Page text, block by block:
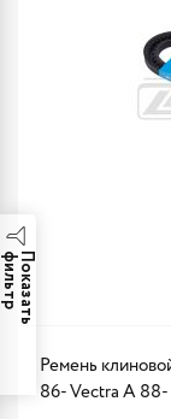
П
о
к
а
з
а
т
ь
ф
и
л
ь
т
Ремень
86- Vectra A